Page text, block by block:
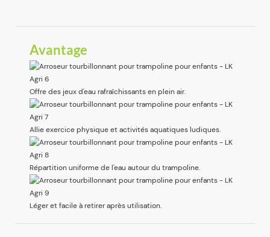
Avantage
Offre des jeux d'eau rafraîchissants en plein air.
Allie exercice physique et activités aquatiques ludiques.
Répartition uniforme de l'eau autour du trampoline.
Léger et facile à retirer après utilisation.